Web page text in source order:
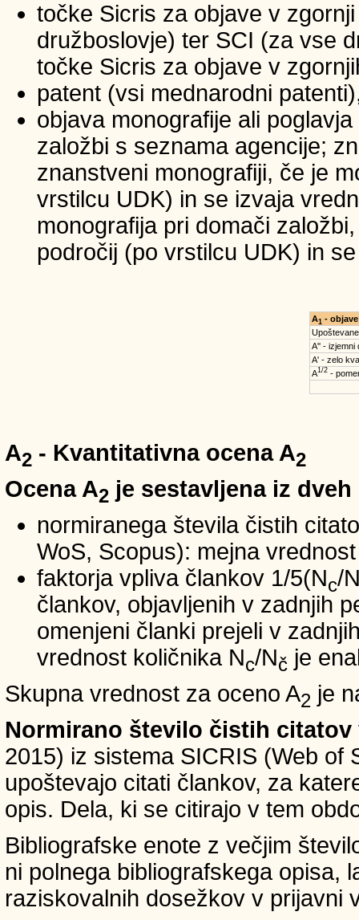
točke Sicris za objave v
družboslovje) ter SCI (za vse
točke Sicris za objave v
patent (vsi mednarodni
objava monografije ali
založbi s seznama agencije;
znanstveni monografiji, če je
vrstilcu UDK) in se izvaja
monografija pri domači
področij (po vrstilcu UDK) in
A1 - objave
A'' - izjemni
A' - zelo
A1/2-
A2 - Kvantitativna ocena A2
Ocena A2 je sestavljena iz
normiranega števila čistih
WoS, Scopus): mejna
faktorja vpliva člankov 1/5(Nc/
člankov, objavljenih v zadnjih
omenjeni članki prejeli v
vrednost količnika Nc/Nč je
Skupna vrednost za oceno A2 je
Normirano število čistih citatov
2015) iz sistema SICRIS (Web of
upoštevajo citati člankov, za
opis. Dela, ki se citirajo v tem
Bibliografske enote z večjim
ni polnega bibliografskega opisa,
raziskovalnih dosežkov v prijavni